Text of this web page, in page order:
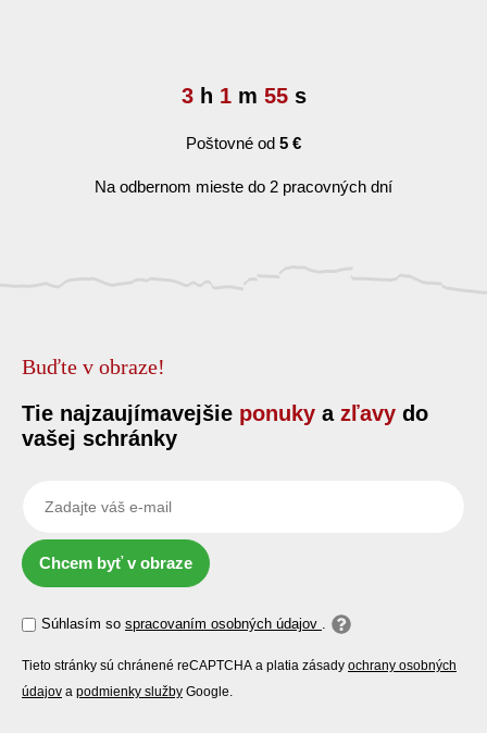
3h 1m 54s
Poštovné od 5 €
Na odbernom mieste do 2 pracovných dní
Buďte v obraze!
Tie najzaujímavejšie ponuky a zľavy do
vašej schránky
Chcem byť v obraze
Súhlasím so spracovaním osobných údajov .
Tieto stránky sú chránené reCAPTCHA a platia zásady ochrany osobných
údajov a podmienky služby Google.